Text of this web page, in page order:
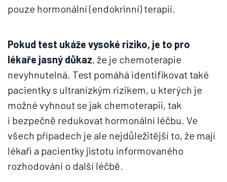
pouze hormonální (endokrinní) terapií.
Pokud test ukáže vysoké riziko, je to pro
lékaře jasný důkaz, že je chemoterapie
nevyhnutelná. Test pomáhá identifikovat také
pacientky s ultranízkým rizikem, u kterých je
možné vyhnout se jak chemoterapii, tak
i bezpečně redukovat hormonální léčbu. Ve
všech případech je ale nejdůležitější to, že mají
lékaři a pacientky jistotu informovaného
rozhodování o další léčbě.